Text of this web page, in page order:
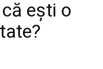
ești o